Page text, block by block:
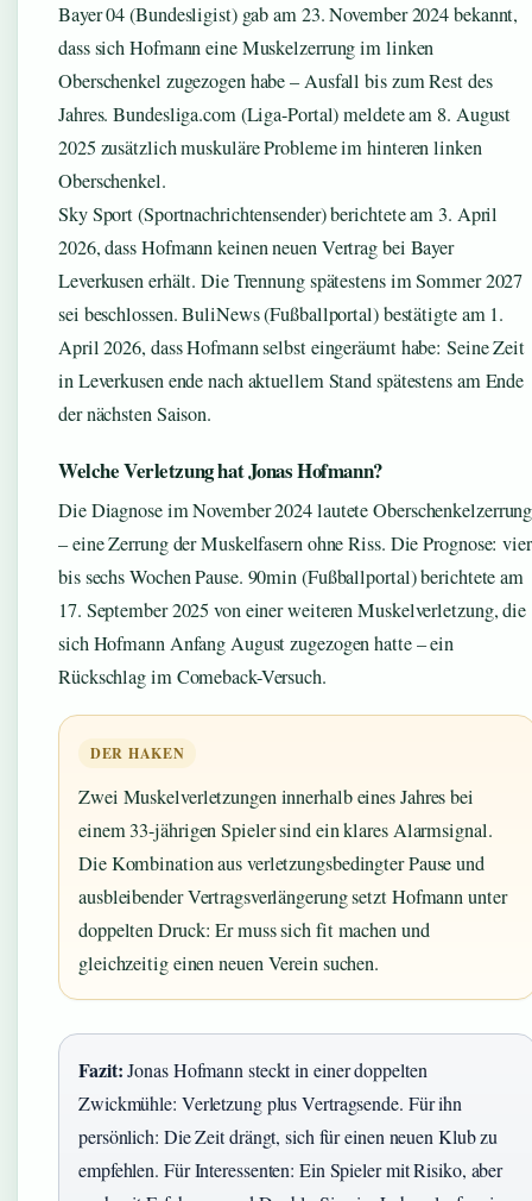
Bayer 04 (Bundesligist) gab am 23. November 2024 bekannt,
dass sich Hofmann eine Muskelzerrung im linken
Oberschenkel zugezogen habe – Ausfall bis zum Rest des
Jahres. Bundesliga.com (Liga-Portal) meldete am 8. August
2025 zusätzlich muskuläre Probleme im hinteren linken
Oberschenkel.
Sky Sport (Sportnachrichtensender) berichtete am 3. April
2026, dass Hofmann keinen neuen Vertrag bei Bayer
Leverkusen erhält. Die Trennung spätestens im Sommer 2027
sei beschlossen. BuliNews (Fußballportal) bestätigte am 1.
April 2026, dass Hofmann selbst eingeräumt habe: Seine Zeit
in Leverkusen ende nach aktuellem Stand spätestens am Ende
der nächsten Saison.
Welche Verletzung hat Jonas Hofmann?
Die Diagnose im November 2024 lautete Oberschenkelzerrung
– eine Zerrung der Muskelfasern ohne Riss. Die Prognose: vier
bis sechs Wochen Pause. 90min (Fußballportal) berichtete am
17. September 2025 von einer weiteren Muskelverletzung, die
sich Hofmann Anfang August zugezogen hatte – ein
Rückschlag im Comeback-Versuch.
DER HAKEN
Zwei Muskelverletzungen innerhalb eines Jahres bei
einem 33-jährigen Spieler sind ein klares Alarmsignal.
Die Kombination aus verletzungsbedingter Pause und
ausbleibender Vertragsverlängerung setzt Hofmann unter
doppelten Druck: Er muss sich fit machen und
gleichzeitig einen neuen Verein suchen.
Fazit:Jonas Hofmann steckt in einer doppelten
Zwickmühle: Verletzung plus Vertragsende. Für ihn
persönlich: Die Zeit drängt, sich für einen neuen Klub zu
empfehlen. Für Interessenten: Ein Spieler mit Risiko, aber